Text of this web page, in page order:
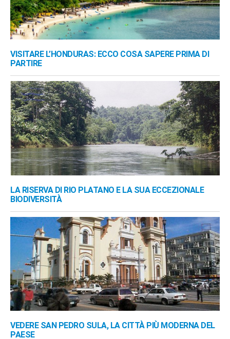
VISITARE L’HONDURAS: ECCO COSA SAPERE PRIMA DI
PARTIRE
LA RISERVA DI RIO PLATANO E LA SUA ECCEZIONALE
BIODIVERSITÀ
VEDERE SAN PEDRO SULA, LA CITTÀ PIÙ MODERNA DEL
PAESE